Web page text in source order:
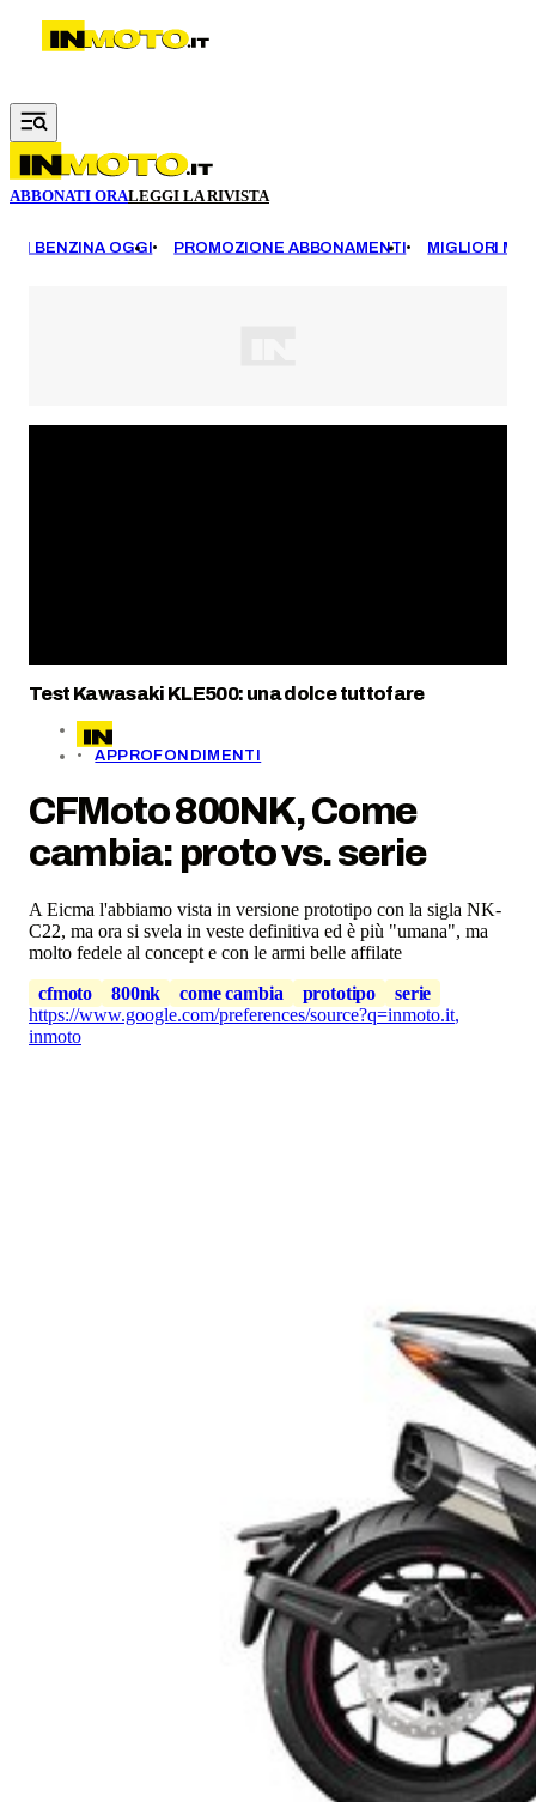
Vai al contenuto principale
ABBONATI ORALEGGI LA RIVISTA
BENZINA OGGI PROMOZIONE ABBONAMENTI MIGLIORI
Test Kawasaki KLE500: una dolce tuttofare
APPROFONDIMENTI
CFMoto 800NK, Come
cambia: proto vs. serie
A Eicma l'abbiamo vista in versione prototipo con la sigla NK-
C22, ma ora si svela in veste definitiva ed è più "umana", ma
molto fedele al concept e con le armi belle affilate
cfmoto
800nk come cambia prototipo
serie
https://www.google.com/preferences/source?q=inmoto.it,
inmoto